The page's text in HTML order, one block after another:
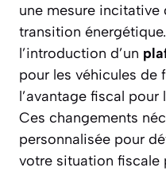
une mesure incitative
transition
l’introduction d’un
pour les véhicules de
l’avantage fiscal
Ces changements
personnalisée pour
votre situation fiscale